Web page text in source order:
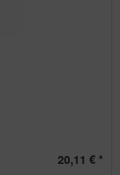
20,11 € *